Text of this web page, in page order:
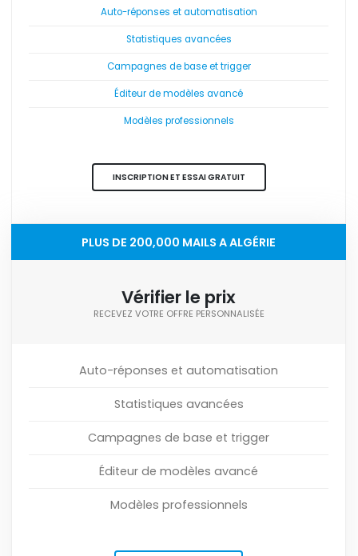
Auto-réponses et automatisation
Statistiques avancées
Campagnes de base et trigger
Éditeur de modèles avancé
Modèles professionnels
INSCRIPTION ET ESSAI GRATUIT
PLUS DE 200,000 MAILS A ALGÉRIE
Vérifier le prix
RECEVEZ VOTRE OFFRE PERSONNALISÉE
Auto-réponses et automatisation
Statistiques avancées
Campagnes de base et trigger
Éditeur de modèles avancé
Modèles professionnels